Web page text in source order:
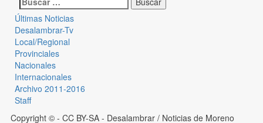
Últimas Noticias
Desalambrar-Tv
Local/Regional
Provinciales
Nacionales
Internacionales
Archivo 2011-2016
Staff
Copyright © - CC BY-SA - Desalambrar / Noticias de Moreno